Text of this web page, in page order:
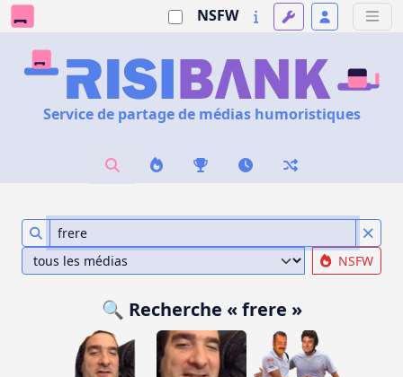
NSFW
Service de partage de médias humoristiques
NSFW
🔍 Recherche « frere »